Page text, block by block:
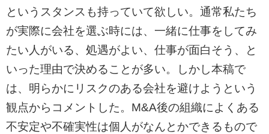
というスタンスも持っていて欲しい。通常私たち
が実際に会社を選ぶ時には、一緒に仕事をしてみ
たい人がいる、処遇がよい、仕事が面白そう、と
いった理由で決めることが多い。しかし本稿で
は、明らかにリスクのある会社を避けようという
観点からコメントした。M&A後の組織によくある
不安定や不確実性は個人がなんとかできるもので